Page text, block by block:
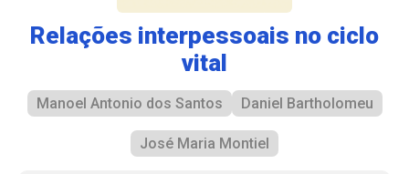
Relações interpessoais no ciclo
vital
Manoel Antonio dos Santos Daniel Bartholomeu
José Maria Montiel